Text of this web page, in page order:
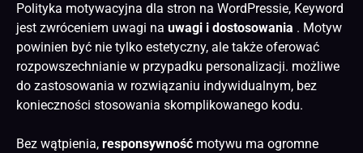
Polityka motywacyjna dla stron na WordPressie, Keyword
jest zwróceniem uwagi na uwagi i dostosowania . Motyw
powinien być nie tylko estetyczny, ale także oferować
rozpowszechnianie w przypadku personalizacji. możliwe
do zastosowania w rozwiązaniu indywidualnym, bez
konieczności stosowania skomplikowanego kodu.
Bez wątpienia, responsywność motywu ma ogromne